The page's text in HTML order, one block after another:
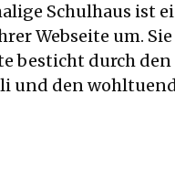
Schulhaus ist
Webseite um.
besticht durch
und den